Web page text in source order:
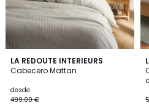
LA REDOUTE INTERIEURS
Cabecero Mattan
desde
499.00 €
4,1
/ 5